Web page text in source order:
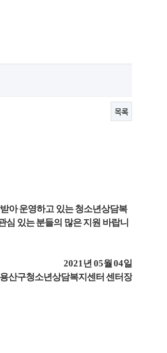
목록
아운영하고 있는 청소년상담복
심 있는 분들의 많은 지원 바랍니
2021 년 05월04일
용산구청소년상담복지센터 센터장